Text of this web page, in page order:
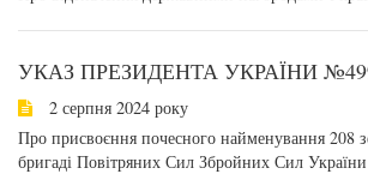
УКАЗ ПРЕЗИДЕНТА УКРАЇНИ
2 серпня 2024 року
Про присвоєння почесного найменування 208
бригаді Повітряних Сил Збройних Сил України